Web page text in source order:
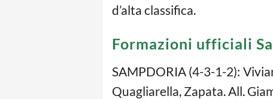
d’alta classifica.
Formazioni ufficiali
SAMPDORIA (4-3-1-2):
Quagliarella, Zapata. All.